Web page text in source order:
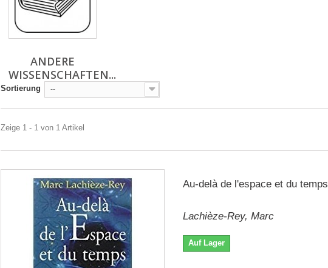
ANDERE
WISSENSCHAFTEN...
Sortierung --
Zeige 1 - 1 von 1 Artikel
Au-delà de l'espace et du temps
Lachièze-Rey, Marc
Auf Lager